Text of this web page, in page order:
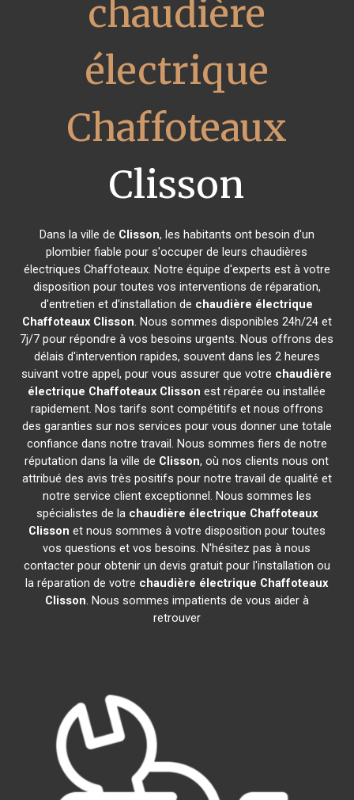
chaudière
électrique
Chaffoteaux
Clisson
Dans la ville de Clisson, les habitants ont besoin d'un
plombier fiable pour s'occuper de leurs chaudières
électriques Chaffoteaux. Notre équipe d'experts est à votre
disposition pour toutes vos interventions de réparation,
d'entretien et d'installation de chaudière électrique
Chaffoteaux Clisson. Nous sommes disponibles 24h/24 et
7j/7 pour répondre à vos besoins urgents. Nous offrons des
délais d'intervention rapides, souvent dans les 2 heures
suivant votre appel, pour vous assurer que votre chaudière
électrique Chaffoteaux Clisson est réparée ou installée
rapidement. Nos tarifs sont compétitifs et nous offrons
des garanties sur nos services pour vous donner une totale
confiance dans notre travail. Nous sommes fiers de notre
réputation dans la ville de Clisson, où nos clients nous ont
attribué des avis très positifs pour notre travail de qualité et
notre service client exceptionnel. Nous sommes les
spécialistes de la chaudière électrique Chaffoteaux
Clisson et nous sommes à votre disposition pour toutes
vos questions et vos besoins. N'hésitez pas à nous
contacter pour obtenir un devis gratuit pour l'installation ou
la réparation de votre chaudière électrique Chaffoteaux
Clisson. Nous sommes impatients de vous aider à
retrouver